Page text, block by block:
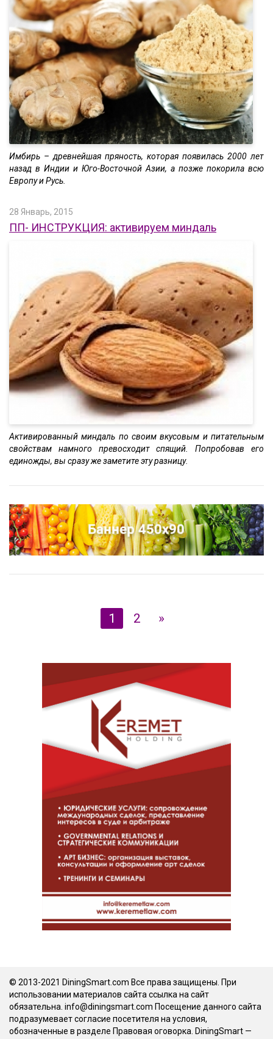
Имбирь – древнейшая пряность, которая появилась 2000 лет
назад в Индии и Юго-Восточной Азии, а позже покорила всю
Европу и Русь.
28 Январь, 2015
ПП- ИНСТРУКЦИЯ: активируем миндаль
Активированный миндаль по своим вкусовым и питательным
свойствам намного превосходит спящий. Попробовав его
единожды, вы сразу же заметите эту разницу.
1 2 »
© 2013-2021 DiningSmart.com Все права защищены. При
использовании материалов сайта ссылка на сайт
обязательна. info@diningsmart.com Посещение данного сайта
подразумевает согласие посетителя на условия,
обозначенные в разделе Правовая оговорка. DiningSmart —